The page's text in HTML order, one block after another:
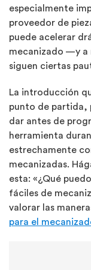
especialmente
proveedor de
puede acelerar
mecanizado —y a
siguen ciertas
La introducción
punto de partida,
dar antes de
herramienta
estrechamente
mecanizadas.
esta: «¿Qué
fáciles de
valorar las
para el